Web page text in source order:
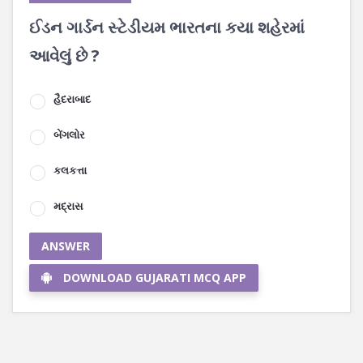
ઈડન ગાર્ડન સ્ટેડીયમ ભારતના કયા શહેરમાં
આવેલું છે ?
હૈદરાબાદ
બેંગલોર
કલકત્તા
મદ્રાસ
ANSWER
DOWNLOAD GUJARATI MCQ APP